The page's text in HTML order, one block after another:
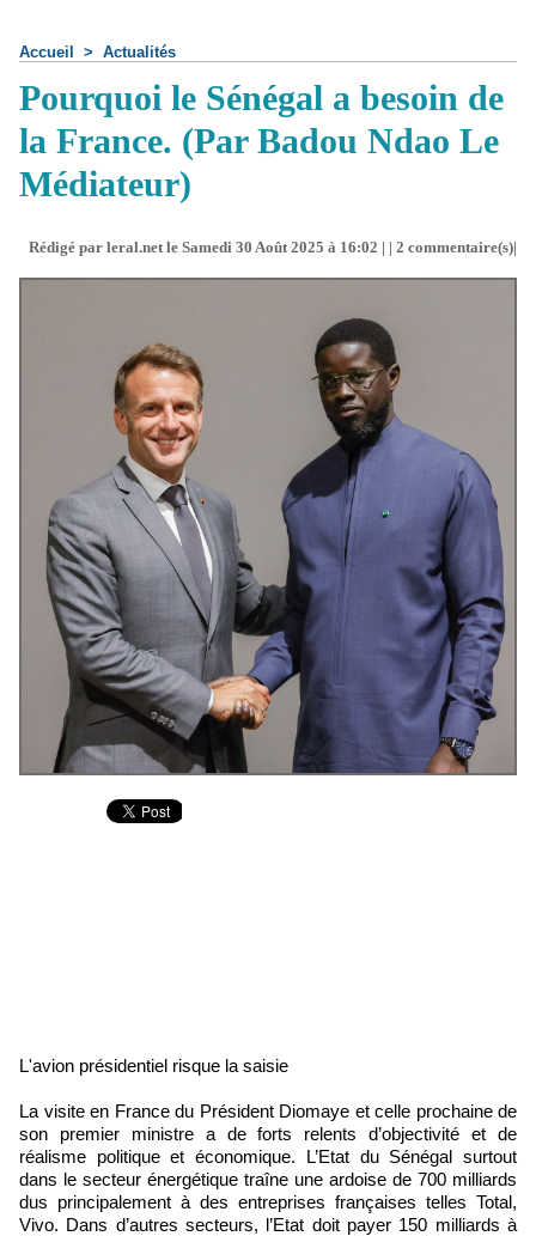
Accueil > Actualités
Pourquoi le Sénégal a besoin de
la France. (Par Badou Ndao Le
Médiateur)
Rédigé par leral.net le Samedi 30 Août 2025 à 16:02 | | 2 commentaire(s)|
L'avion présidentiel risque la saisie
La visite en France du Président Diomaye et celle prochaine de
son premier ministre a de forts relents d’objectivité et de
réalisme politique et économique. L’Etat du Sénégal surtout
dans le secteur énergétique traîne une ardoise de 700 milliards
dus principalement à des entreprises françaises telles Total,
Vivo. Dans d’autres secteurs, l’Etat doit payer 150 milliards à